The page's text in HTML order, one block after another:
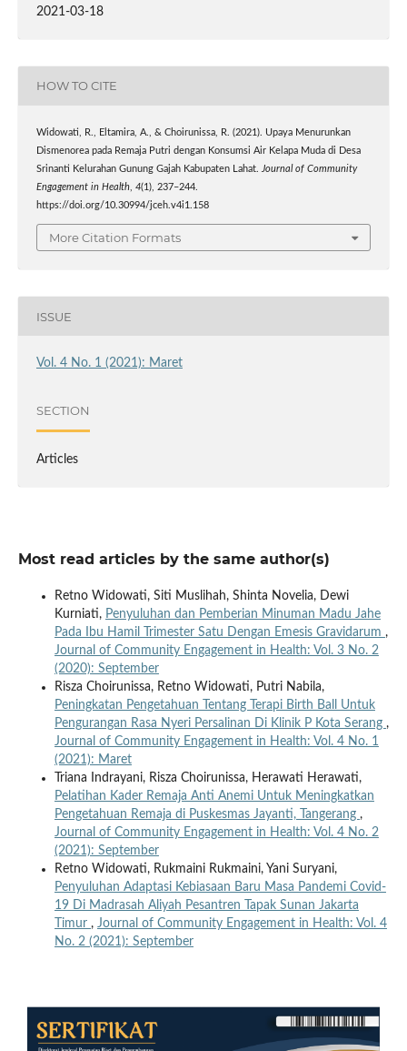
2021-03-18
HOW TO CITE
Widowati, R., Eltamira, A., & Choirunissa, R. (2021). Upaya Menurunkan
Dismenorea pada Remaja Putri dengan Konsumsi Air Kelapa Muda di Desa
Srinanti Kelurahan Gunung Gajah Kabupaten Lahat.
Journal of Community
Engagement in Health, 4(1), 237–244.
https://doi.org/10.30994/jceh.v4i1.158
More Citation Formats
ISSUE
Vol. 4 No. 1 (2021): Maret
SECTION
Articles
Most read articles by the same author(s)
Retno Widowati, Siti Muslihah, Shinta Novelia, Dewi
Kurniati, Penyuluhan dan Pemberian Minuman Madu Jahe
Pada Ibu Hamil Trimester Satu Dengan Emesis Gravidarum ,
Journal of Community Engagement in Health: Vol. 3 No. 2
(2020): September
Risza Choirunissa, Retno Widowati, Putri Nabila,
Peningkatan Pengetahuan Tentang Terapi Birth Ball Untuk
Pengurangan Rasa Nyeri Persalinan Di Klinik P Kota Serang ,
Journal of Community Engagement in Health: Vol. 4 No. 1
(2021): Maret
Triana Indrayani, Risza Choirunissa, Herawati Herawati,
Pelatihan Kader Remaja Anti Anemi Untuk Meningkatkan
Pengetahuan Remaja di Puskesmas Jayanti, Tangerang ,
Journal of Community Engagement in Health: Vol. 4 No. 2
(2021): September
Retno Widowati, Rukmaini Rukmaini, Yani Suryani,
Penyuluhan Adaptasi Kebiasaan Baru Masa Pandemi Covid-
19 Di Madrasah Aliyah Pesantren Tapak Sunan Jakarta
Timur , Journal of Community Engagement in Health: Vol. 4
No. 2 (2021): September